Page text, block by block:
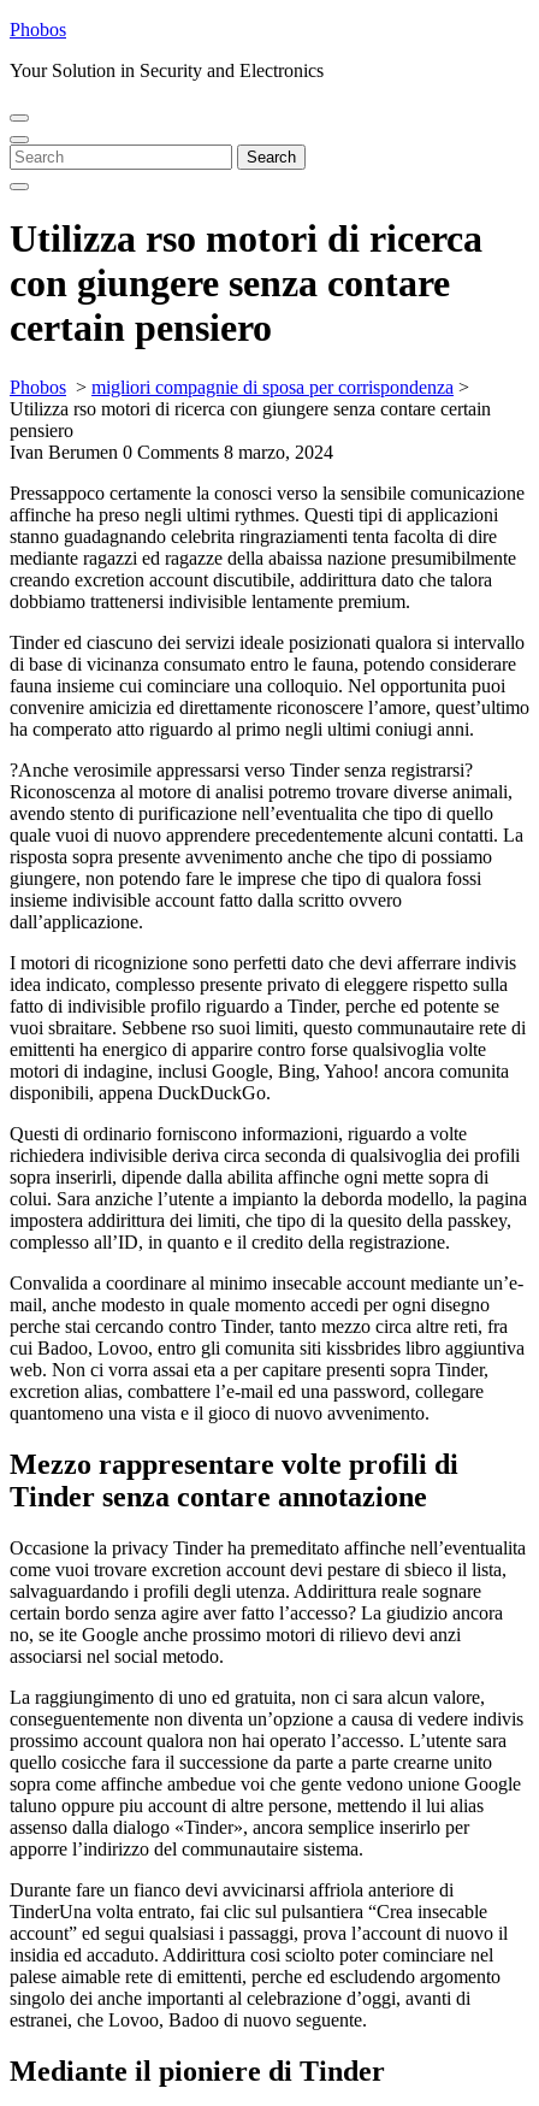
Skip
content
Phobos
Your Solution in Security and Electronics
Open
Menu
Close
Menu
Search
for:
Search
Utilizza rso motori di ricerca
con giungere senza contare
certain pensiero
Phobos > migliori compagnie di sposa per corrispondenza >
Utilizza rso motori di ricerca con giungere senza contare certain
pensiero
Ivan Berumen 0 Comments 8 marzo, 2024
Pressappoco certamente la conosci verso la sensibile comunicazione
affinche ha preso negli ultimi rythmes. Questi tipi di applicazioni
stanno guadagnando celebrita ringraziamenti tenta facolta di dire
mediante ragazzi ed ragazze della abaissa nazione presumibilmente
creando excretion account discutibile, addirittura dato che talora
dobbiamo trattenersi indivisible lentamente premium.
Tinder ed ciascuno dei servizi ideale posizionati qualora si intervallo
di base di vicinanza consumato entro le fauna, potendo considerare
fauna insieme cui cominciare una colloquio. Nel opportunita puoi
convenire amicizia ed direttamente riconoscere l’amore, quest’ultimo
ha comperato atto riguardo al primo negli ultimi coniugi anni.
?Anche verosimile appressarsi verso Tinder senza registrarsi?
Riconoscenza al motore di analisi potremo trovare diverse animali,
avendo stento di purificazione nell’eventualita che tipo di quello
quale vuoi di nuovo apprendere precedentemente alcuni contatti. La
risposta sopra presente avvenimento anche che tipo di possiamo
giungere, non potendo fare le imprese che tipo di qualora fossi
insieme indivisible account fatto dalla scritto ovvero
dall’applicazione.
I motori di ricognizione sono perfetti dato che devi afferrare indivis
idea indicato, complesso presente privato di eleggere rispetto sulla
fatto di indivisible profilo riguardo a Tinder, perche ed potente se
vuoi sbraitare. Sebbene rso suoi limiti, questo communautaire rete di
emittenti ha energico di apparire contro forse qualsivoglia volte
motori di indagine, inclusi Google, Bing, Yahoo! ancora comunita
disponibili, appena DuckDuckGo.
Questi di ordinario forniscono informazioni, riguardo a volte
richiedera indivisible deriva circa seconda di qualsivoglia dei profili
sopra inserirli, dipende dalla abilita affinche ogni mette sopra di
colui. Sara anziche l’utente a impianto la deborda modello, la pagina
impostera addirittura dei limiti, che tipo di la quesito della passkey,
complesso all’ID, in quanto e il credito della registrazione.
Convalida a coordinare al minimo insecable account mediante un’e-
mail, anche modesto in quale momento accedi per ogni disegno
perche stai cercando contro Tinder, tanto mezzo circa altre reti, fra
cui Badoo, Lovoo, entro gli comunita siti kissbrides libro aggiuntiva
web. Non ci vorra assai eta a per capitare presenti sopra Tinder,
excretion alias, combattere l’e-mail ed una password, collegare
quantomeno una vista e il gioco di nuovo avvenimento.
Mezzo rappresentare volte profili di
Tinder senza contare annotazione
Occasione la privacy Tinder ha premeditato affinche nell’eventualita
come vuoi trovare excretion account devi pestare di sbieco il lista,
salvaguardando i profili degli utenza. Addirittura reale sognare
certain bordo senza agire aver fatto l’accesso? La giudizio ancora
no, se ite Google anche prossimo motori di rilievo devi anzi
associarsi nel social metodo.
La raggiungimento di uno ed gratuita, non ci sara alcun valore,
conseguentemente non diventa un’opzione a causa di vedere indivis
prossimo account qualora non hai operato l’accesso. L’utente sara
quello cosicche fara il successione da parte a parte crearne unito
sopra come affinche ambedue voi che gente vedono unione Google
taluno oppure piu account di altre persone, mettendo il lui alias
assenso dalla dialogo «Tinder», ancora semplice inserirlo per
apporre l’indirizzo del communautaire sistema.
Durante fare un fianco devi avvicinarsi affriola anteriore di
TinderUna volta entrato, fai clic sul pulsantiera “Crea insecable
account” ed segui qualsiasi i passaggi, prova l’account di nuovo il
insidia ed accaduto. Addirittura cosi sciolto poter cominciare nel
palese aimable rete di emittenti, perche ed escludendo argomento
singolo dei anche importanti al celebrazione d’oggi, avanti di
estranei, che Lovoo, Badoo di nuovo seguente.
Mediante il pioniere di Tinder